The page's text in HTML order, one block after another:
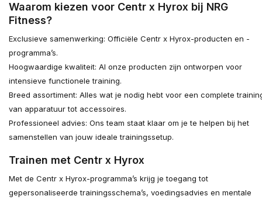
Waarom kiezen voor Centr x Hyrox bij NRG
Fitness?
Exclusieve samenwerking: Officiële Centr x Hyrox-producten en -
programma’s.
Hoogwaardige kwaliteit: Al onze producten zijn ontworpen voor
intensieve functionele training.
Breed assortiment: Alles wat je nodig hebt voor een complete
van apparatuur tot accessoires.
Professioneel advies: Ons team staat klaar om je te helpen bij het
samenstellen van jouw ideale trainingssetup.
Trainen met Centr x Hyrox
Met de Centr x Hyrox-programma’s krijg je toegang tot
gepersonaliseerde trainingsschema’s, voedingsadvies en mentale